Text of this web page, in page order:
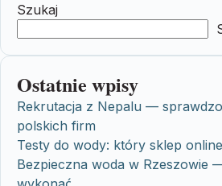
Szukaj
Ostatnie wpisy
Rekrutacja z Nepalu —
polskich firm
Testy do wody: który sklep
Bezpieczna woda w Rzeszowie